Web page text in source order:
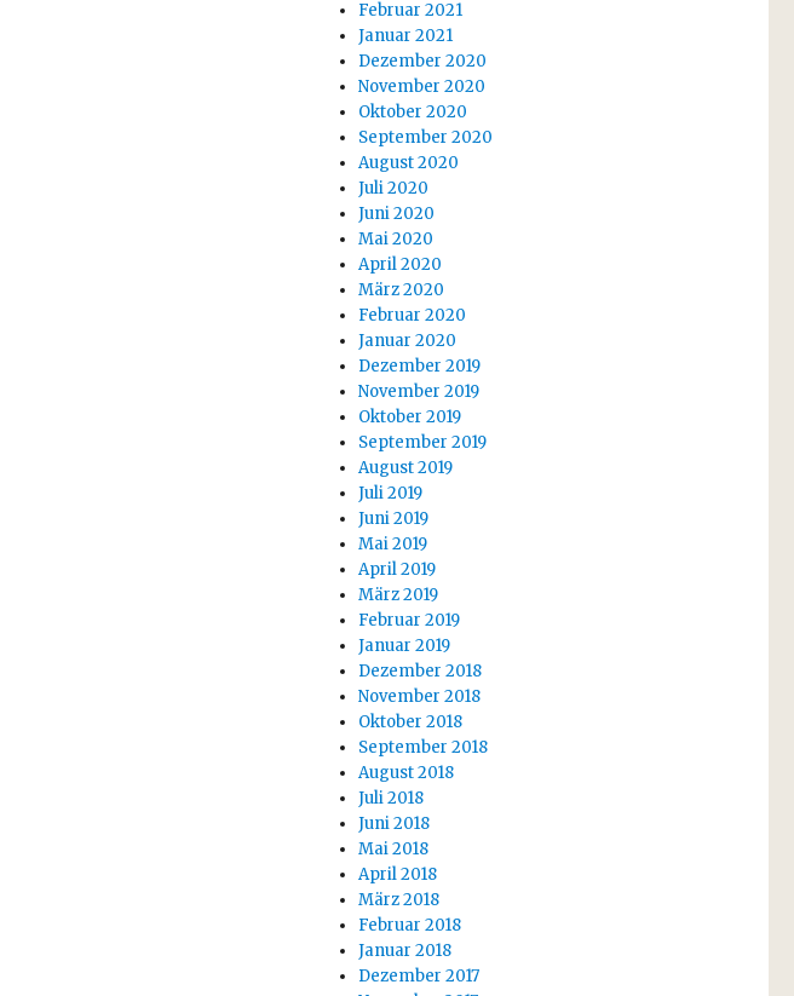
Februar 2021
Januar 2021
Dezember 2020
November 2020
Oktober 2020
September 2020
August 2020
Juli 2020
Juni 2020
Mai 2020
April 2020
März 2020
Februar 2020
Januar 2020
Dezember 2019
November 2019
Oktober 2019
September 2019
August 2019
Juli 2019
Juni 2019
Mai 2019
April 2019
März 2019
Februar 2019
Januar 2019
Dezember 2018
November 2018
Oktober 2018
September 2018
August 2018
Juli 2018
Juni 2018
Mai 2018
April 2018
März 2018
Februar 2018
Januar 2018
Dezember 2017